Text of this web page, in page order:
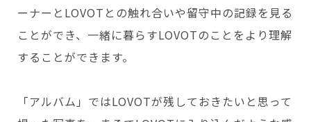
ーナーとLOVOTとの触れ合いや留守中の記録を見る
ことができ、一緒に暮らすLOVOTのことをより理解
することができます。
「アルバム」ではLOVOTが残しておきたいと思って